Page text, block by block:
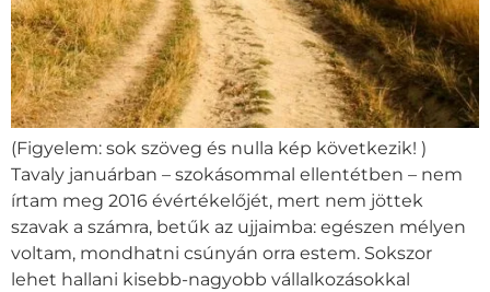
(Figyelem: sok szöveg és nulla kép következik! )
Tavaly januárban – szokásommal ellentétben – nem
írtam meg 2016 évértékelőjét, mert nem jöttek
szavak a számra, betűk az ujjaimba: egészen mélyen
voltam, mondhatni csúnyán orra estem. Sokszor
lehet hallani kisebb-nagyobb vállalkozásokkal